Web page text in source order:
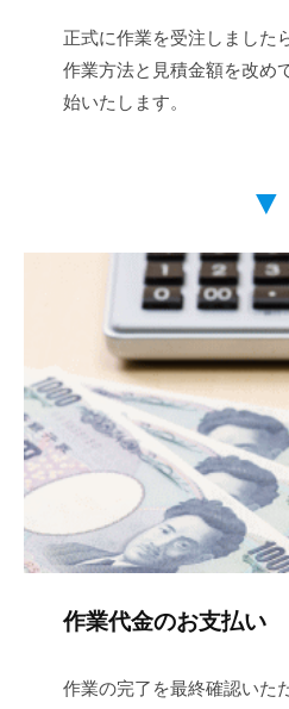
正式に作業を受注しました
作業方法と見積金額を改め
始いたします。
▼
作業代金のお支払い
作業の完了を最終確認いた